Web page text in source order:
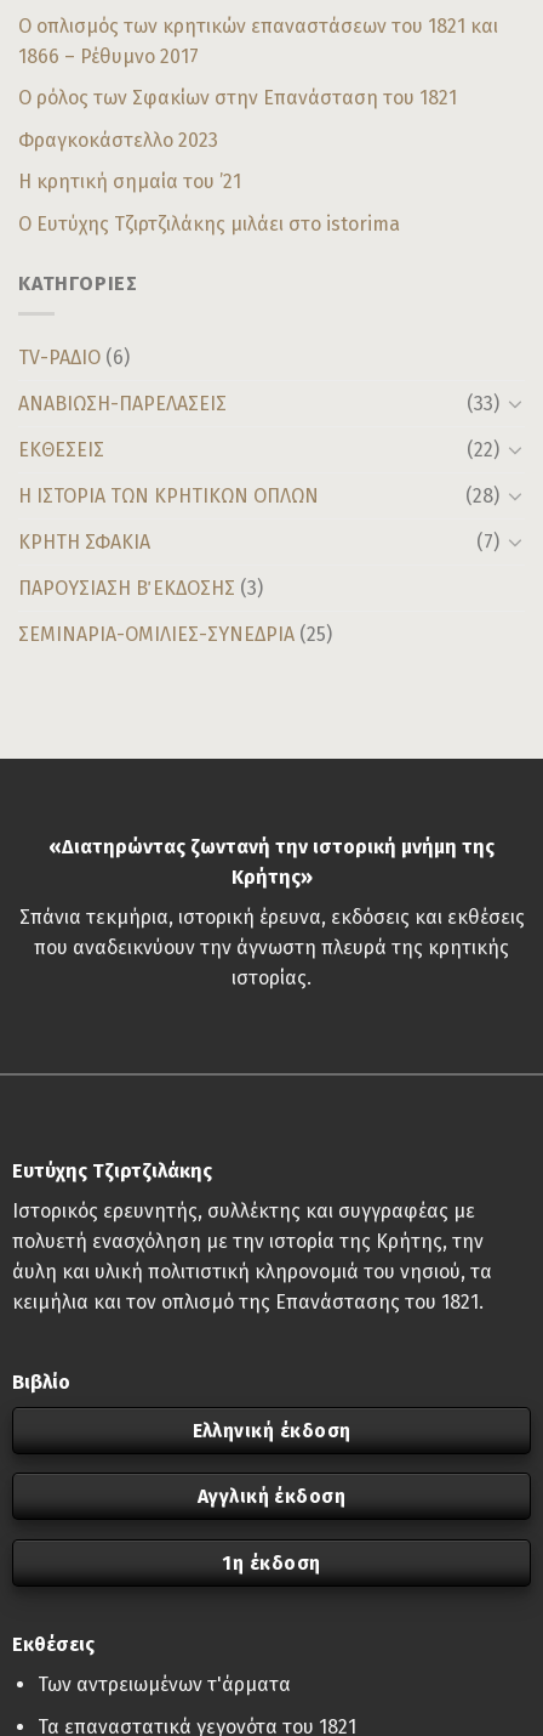
Ο οπλισμός των κρητικών επαναστάσεων του 1821 και
1866 – Ρέθυμνο 2017
Ο ρόλος των Σφακίων στην Επανάσταση του 1821
Φραγκοκάστελλο 2023
Η κρητική σημαία του ’21
Ο Ευτύχης Τζιρτζιλάκης μιλάει στο istorima
ΚΑΤΗΓΟΡΙΕΣ
TV-ΡΑΔΙΟ (6)
ΑΝΑΒΙΩΣΗ-ΠΑΡΕΛΑΣΕΙΣ
(33)
ΕΚΘΕΣΕΙΣ
(22)
Η ΙΣΤΟΡΙΑ ΤΩΝ ΚΡΗΤΙΚΩΝ ΟΠΛΩΝ
(28)
ΚΡΗΤΗ ΣΦΑΚΙΑ
(7)
ΠΑΡΟΥΣΙΑΣΗ Β΄ ΕΚΔΟΣΗΣ (3)
ΣΕΜΙΝΑΡΙΑ-ΟΜΙΛΙΕΣ-ΣΥΝΕΔΡΙΑ (25)
«Διατηρώντας ζωντανή την ιστορική μνήμη της
Κρήτης»
Σπάνια τεκμήρια, ιστορική έρευνα, εκδόσεις και εκθέσεις
που αναδεικνύουν την άγνωστη πλευρά της κρητικής
ιστορίας.
Ευτύχης Τζιρτζιλάκης
Ιστορικός ερευνητής, συλλέκτης και συγγραφέας με
πολυετή ενασχόληση με την ιστορία της Κρήτης, την
άυλη και υλική πολιτιστική κληρονομιά του νησιού, τα
κειμήλια και τον οπλισμό της Επανάστασης του 1821.
Βιβλίο
Ελληνική έκδοση
Αγγλική έκδοση
1η έκδοση
Εκθέσεις
Των αντρειωμένων τ'άρματα
Τα επαναστατικά γεγονότα του 1821